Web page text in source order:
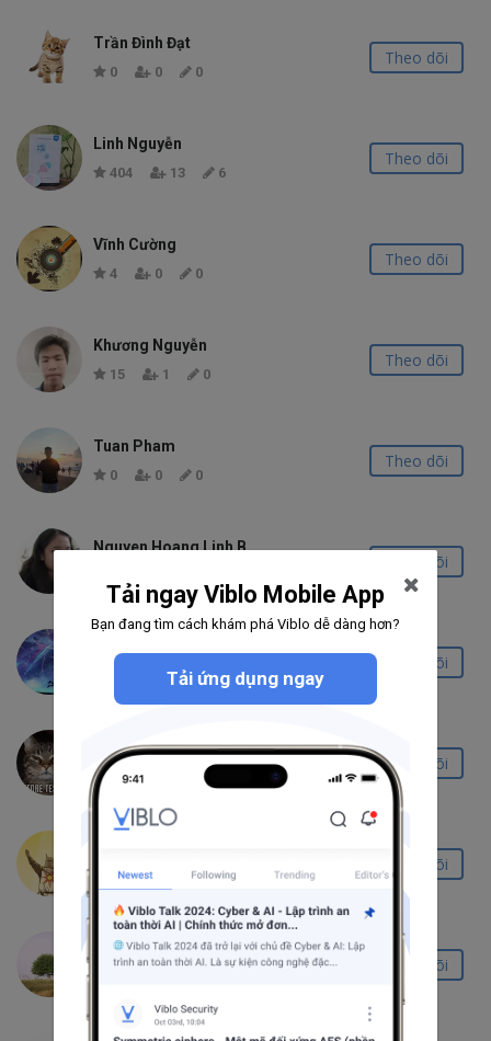
Trần Đình Đạt
0 0 0
Theo dõi
Linh Nguyễn
404 13 6
Theo dõi
Vĩnh Cường
4 0 0
Theo dõi
Khương Nguyễn
15 1 0
Theo dõi
Tuan Pham
0 0 0
Theo dõi
Nguyen Hoang Linh B
Theo dõi
0
Theo dõi
BN
14 0
Theo dõi
199 5
Theo dõi
Quang Bình Lưu
Theo dõi
Tải ngay Viblo Mobile App
Bạn đang tìm cách khám phá Viblo dễ dàng hơn?
Tải ứng dụng ngay